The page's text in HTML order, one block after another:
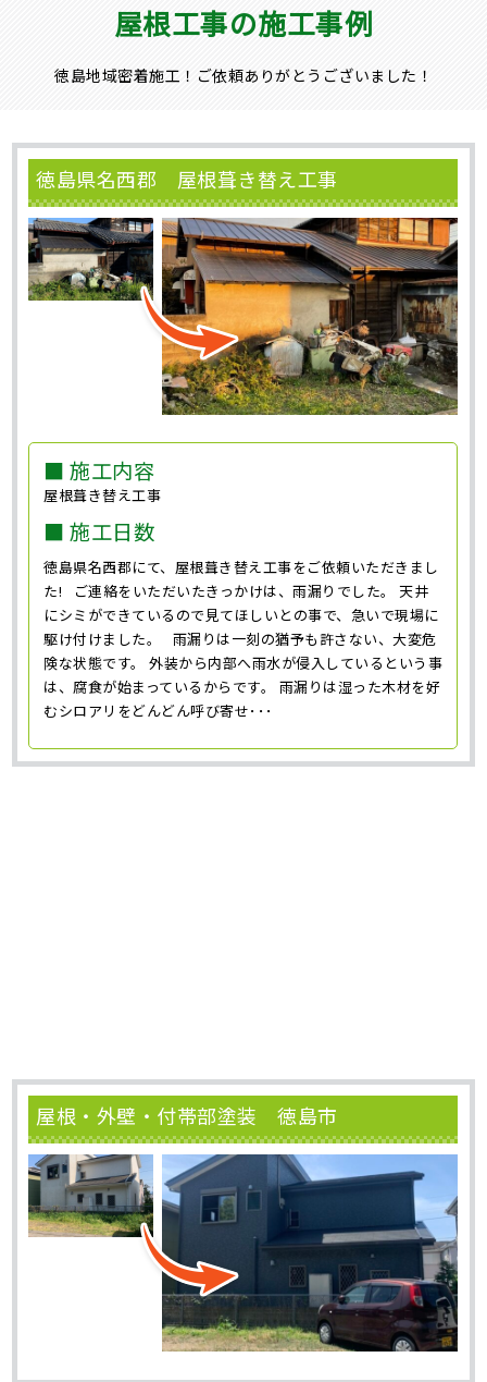
屋根工事の施工事例
徳島地域密着施工！ご依頼ありがとうございました！
徳島県名西郡 屋根葺き替え工事
■ 施工内容
屋根葺き替え工事
■ 施工日数
徳島県名西郡にて、屋根葺き替え工事をご依頼いただきまし
た! ご連絡をいただいたきっかけは、雨漏りでした。 天井
にシミができているので見てほしいとの事で、急いで現場に
駆け付けました。 雨漏りは一刻の猶予も許さない、大変危
険な状態です。 外装から内部へ雨水が侵入しているという事
は、腐食が始まっているからです。 雨漏りは湿った木材を好
むシロアリをどんどん呼び寄せ･･･
屋根・外壁・付帯部塗装 徳島市